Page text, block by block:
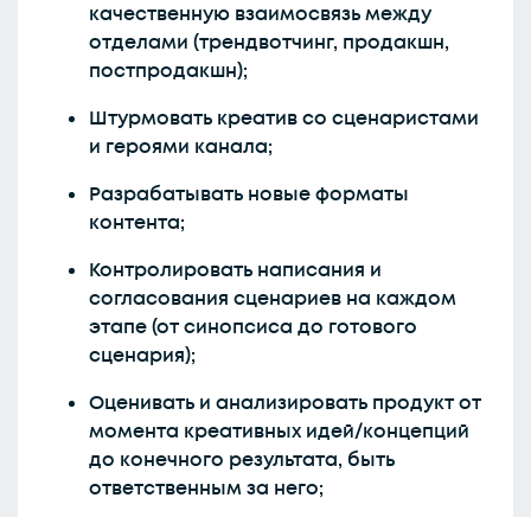
качественную взаимосвязь между
отделами (трендвотчинг, продакшн,
постпродакшн);
Штурмовать креатив со сценаристами
и героями канала;
Разрабатывать новые форматы
контента;
Контролировать написания и
согласования сценариев на каждом
этапе (от синопсиса до готового
сценария);
Оценивать и анализировать продукт от
момента креативных идей/концепций
до конечного результата, быть
ответственным за него;